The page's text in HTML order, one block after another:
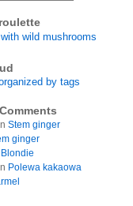
wild mushrooms
by tags
Stem ginger
ginger
Blondie
Polewa kakaowa